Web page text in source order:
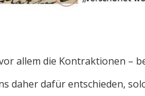
allem die Kontraktionen –
daher dafür entschieden,